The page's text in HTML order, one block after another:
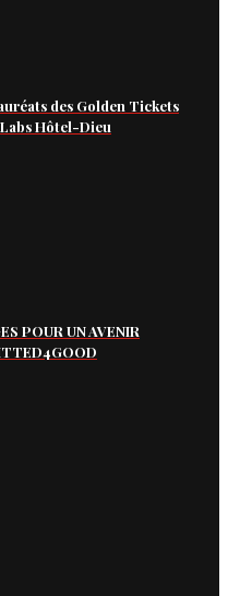
des Golden Tickets
Hôtel-Dieu
POUR UN AVENIR